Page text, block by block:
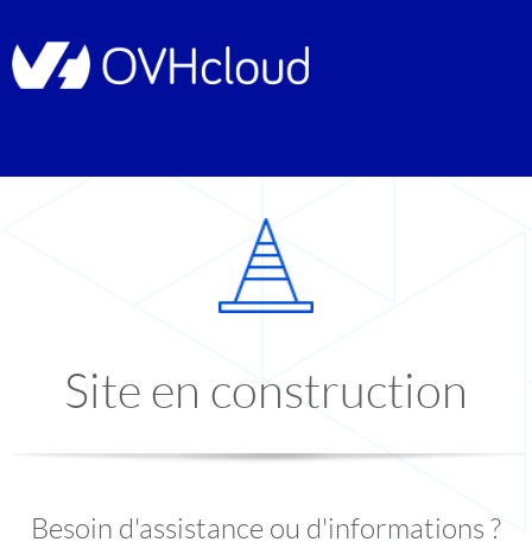
Site en construction
Besoin d'assistance ou d'informations ?